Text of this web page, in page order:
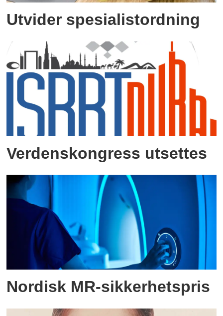
Utvider spesialistordning
Verdenskongress utsettes
Nordisk MR-sikkerhetspris